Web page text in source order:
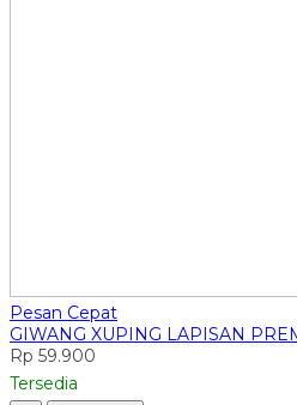
Pesan Cepat
GIWANG XUPING LAPISAN
Rp 59.900
Tersedia